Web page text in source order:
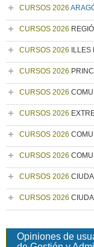
CURSOS 2026
CURSOS 2026
CURSOS 2026
CURSOS 2026
CURSOS 2026
CURSOS 2026
CURSOS 2026
CURSOS 2026
CURSOS 2026
CURSOS 2026
Opiniones de